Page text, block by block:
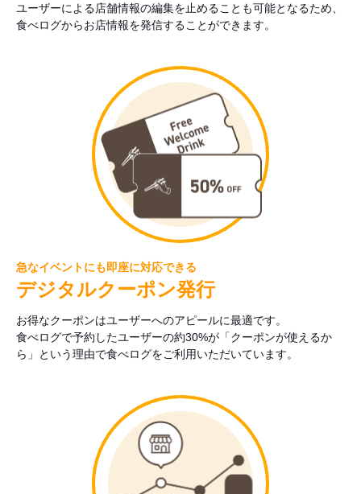
ユーザーによる店舗情報の編集を止めることも可能となるため、
食べログからお店情報を発信することができます。
急なイベントにも即座に対応できる
デジタルクーポン発行
お得なクーポンはユーザーへのアピールに最適です。
食べログで予約したユーザーの約30%が「クーポンが使えるか
ら」という理由で食べログをご利用いただいています。